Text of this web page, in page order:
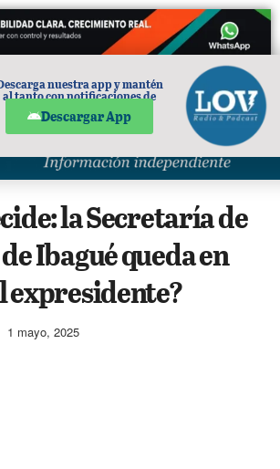
PUBLICIDAD
la Secretaría de
Ibagué queda en
expresidente?
1 mayo, 2025
nuestra app y mantén
al tanto con notificaciones de
Descargar App